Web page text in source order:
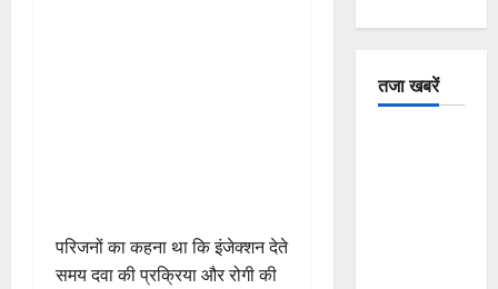
परिजनों का कहना था कि इंजेक्शन देते
समय दवा की प्रक्रिया और रोगी की
तजा खबरें